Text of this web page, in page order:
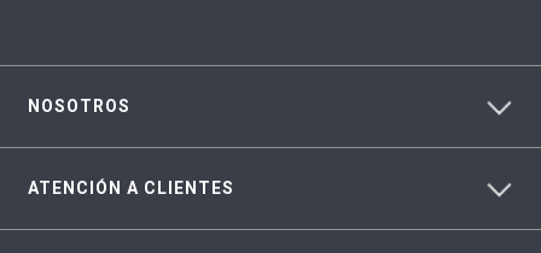
NOSOTROS
ATENCIÓN A CLIENTES